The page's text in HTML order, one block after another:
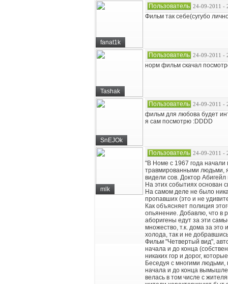
fanat1k
Пользователь 24-09-2011 -
Фильм так себе(сугубо
Tashak
Пользователь 24-09-2011 -
норм фильм скачал
SnEJOk
Пользователь 24-09-2011 -
фильм для любова будет
я сам посмотрю :DDDD
mlk
Пользователь 24-09-2011 -
"В Номе с 1967 года начали
травмированными людьми,
видели сов. Доктор
На этих событиях основан
На самом деле не было
пропавших (это и не
Как объясняет полиция
опьянение. Добавлю, что в
аборигены едут за эти
множество, т.к. дома за это
холода, так и не
Фильм "Четвертый вид",
начала и до конца
никаких гор и дорог,
Беседуя с многими людьми,
начала и до конца
велась в том числе с